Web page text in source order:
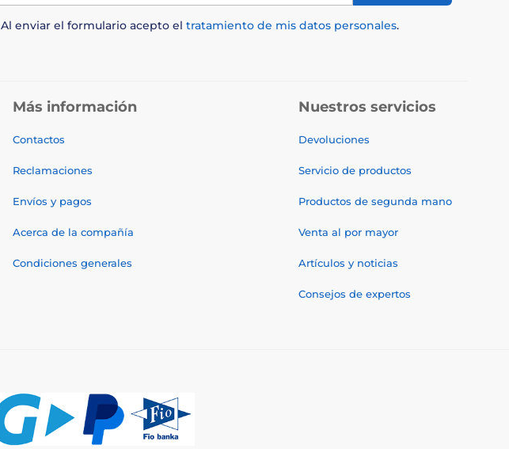
Al enviar el formulario acepto el tratamiento de mis datos personales.
Más información
Contactos
Reclamaciones
Envíos y pagos
Acerca de la compañía
Condiciones generales
Nuestros servicios
Devoluciones
Servicio de productos
Productos de segunda mano
Venta al por mayor
Artículos y noticias
Consejos de expertos